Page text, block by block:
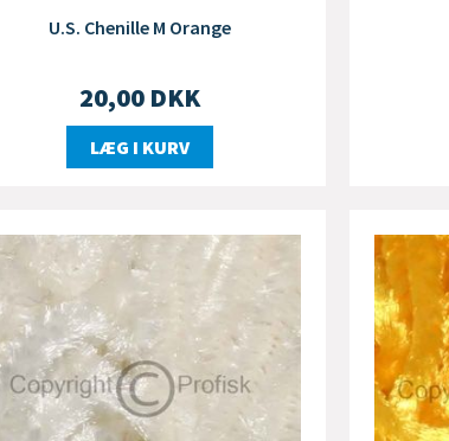
U.S. Chenille M Orange
20,00 DKK
LÆG I KURV